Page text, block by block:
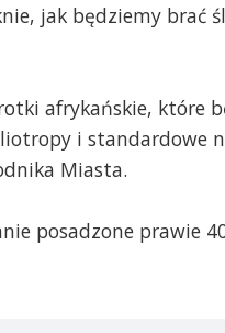
jak będziemy brać
afrykańskie, które
i standardowe
Miasta.
posadzone prawie